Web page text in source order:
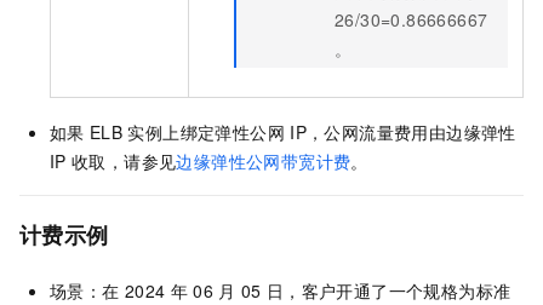
26/30=0.86666667
。
如果 ELB 实例上绑定弹性公网 IP，公网流量费用由边缘弹性
IP 收取，请参见边缘弹性公网带宽计费。
计费示例
场景：在 2024 年 06 月 05 日，客户开通了一个规格为标准